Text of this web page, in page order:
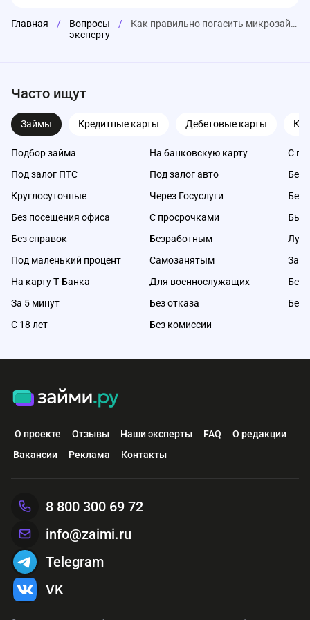
Главная /
Вопросы
эксперту
/ Как правильно погасить микрозайм, чтобы избежать штрафов и ухудшения кредитной истории?
Часто ищут
Займы Кредитные карты Дебетовые карты
Подбор займа
Под залог ПТС
Круглосуточные
Без посещения офиса
Без справок
Под маленький процент
На карту Т-Банка
За 5 минут
С 18 лет
На банковскую карту
Под залог авто
Через Госуслуги
С просрочками
Безработным
Самозанятым
Для военнослужащих
Без отказа
Без комиссии
С
Без
Без
Без
Без
О проекте Отзывы Наши эксперты FAQ
О редакции
Вакансии
Реклама Контакты
8 800 300 69 72
info@zaimi.ru
Telegram
VK